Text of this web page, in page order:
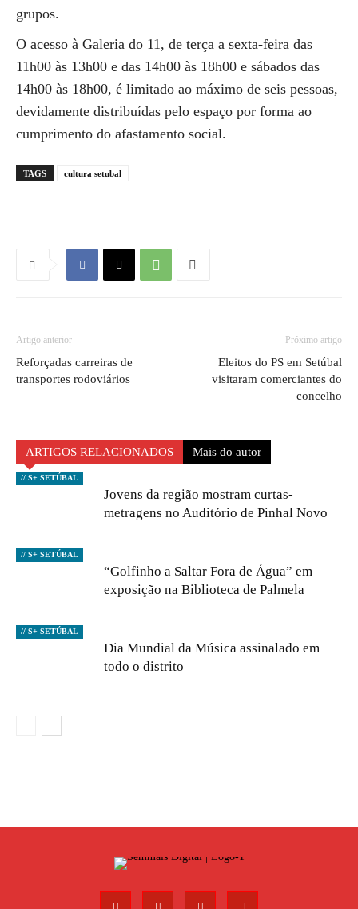
grupos.
O acesso à Galeria do 11, de terça a sexta-feira das
11h00 às 13h00 e das 14h00 às 18h00 e sábados das
14h00 às 18h00, é limitado ao máximo de seis pessoas,
devidamente distribuídas pelo espaço por forma ao
cumprimento do afastamento social.
TAGS cultura setubal
Artigo anterior
Reforçadas carreiras de
transportes rodoviários
Próximo artigo
Eleitos do PS em Setúbal
visitaram comerciantes do
concelho
ARTIGOS RELACIONADOS Mais do autor
// S+ SETÚBAL
Jovens da região mostram curtas-
metragens no Auditório de Pinhal Novo
// S+ SETÚBAL
“Golfinho a Saltar Fora de Água” em
exposição na Biblioteca de Palmela
// S+ SETÚBAL
Dia Mundial da Música assinalado em
todo o distrito